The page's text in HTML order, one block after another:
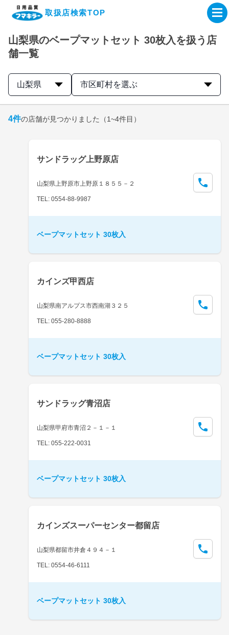
取扱店検索TOP
企業・IR情報サイト
製品情報サイト
取扱店検索はこちら
山梨県のベープマットセット 30枚入を扱う店
舗一覧
山梨県 市区町村を選ぶ
4件の店舗が見つかりました （1~4件目）
サンドラッグ上野原店
山梨県上野原市上野原１８５５－２
TEL: 0554-88-9987
ベープマットセット 30枚入
カインズ甲西店
山梨県南アルプス市西南湖３２５
TEL: 055-280-8888
ベープマットセット 30枚入
サンドラッグ青沼店
山梨県甲府市青沼２－１－１
TEL: 055-222-0031
ベープマットセット 30枚入
カインズスーパーセンター都留店
山梨県都留市井倉４９４－１
TEL: 0554-46-6111
ベープマットセット 30枚入